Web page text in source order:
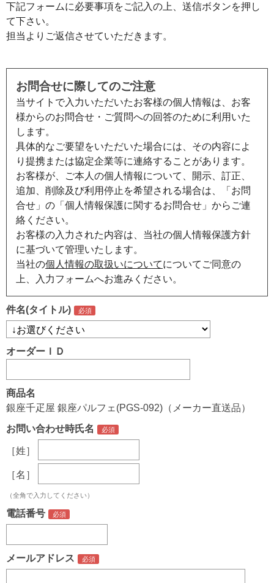
下記フォームに必要事項をご記入の上、送信ボタンを押し
て下さい。
担当よりご返信させていただきます。
お問合せに際してのご注意
当サイトで入力いただいたお客様の個人情報は、お客
様からのお問合せ・ご質問への回答のために利用いた
します。
具体的なご要望をいただいた場合には、その内容によ
り提携または協定企業等に連絡することがあります。
お客様が、ご本人の個人情報について、開示、訂正、
追加、削除及び利用停止を希望される場合は、「お問
合せ」の「個人情報保護に関するお問合せ」からご連
絡ください。
お客様の入力された内容は、当社の個人情報保護方針
に基づいて管理いたします。
当社の個人情報の取扱いについてについてご同意の
上、入力フォームへお進みください。
件名(タイトル)
オーダーＩＤ
商品名
銀座千疋屋 銀座パルフェ(PGS-092)（メーカー直送品）
お問い合わせ時氏名
［姓］
［名］
（全角で入力してください）
電話番号
メールアドレス